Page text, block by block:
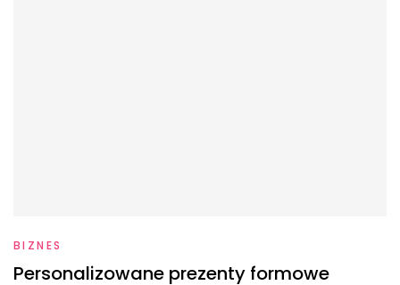
BIZNES
Personalizowane prezenty formowe